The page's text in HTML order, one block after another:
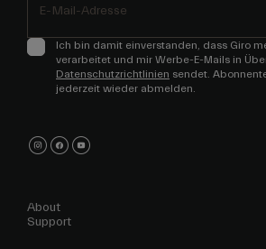
Ich bin damit einverstanden, dass Giro
verarbeitet und mir Werbe-E-Mails in
Datenschutzrichtlinien sendet.
jederzeit wieder abmelden.
About
Support